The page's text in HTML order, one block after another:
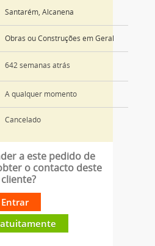
Santarém, Alcanena
Obras ou Construções em Geral
642 semanas atrás
A qualquer momento
Cancelado
a este pedido de
o contacto deste
cliente?
Entrar